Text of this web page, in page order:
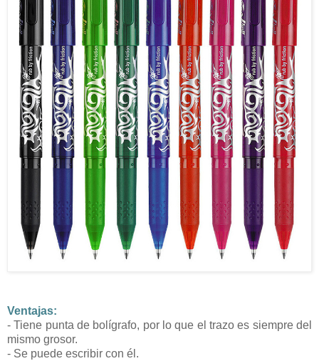
Ventajas:
- Tiene punta de bolígrafo, por lo que el trazo es siempre del
mismo grosor.
- Se puede escribir con él.